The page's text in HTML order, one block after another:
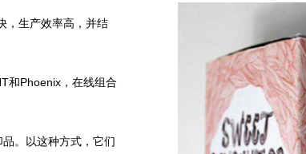
，生产效率高，并结
和Phoenix，在线组合
。以这种方式，它们